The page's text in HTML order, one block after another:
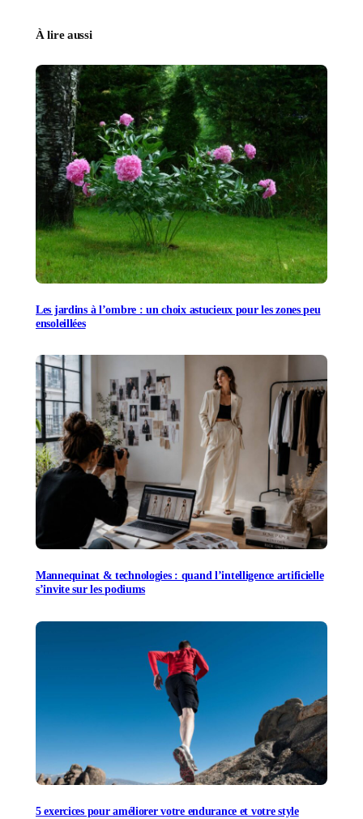
À lire aussi
Les jardins à l’ombre : un choix astucieux pour les zones peu
ensoleillées
Mannequinat & technologies : quand l’intelligence artificielle
s’invite sur les podiums
5 exercices pour améliorer votre endurance et votre style